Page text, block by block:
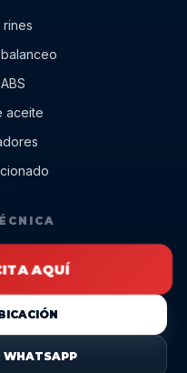
rines
aceite
AQUÍ
WHATSAPP